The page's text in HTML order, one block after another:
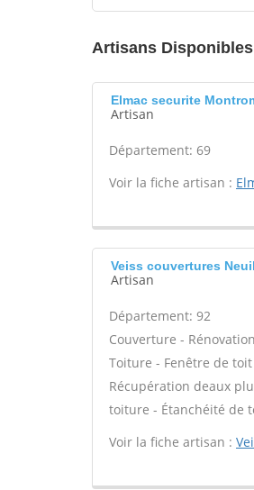
Artisans Disponibles
Elmac securite
Artisan
Département: 69
Voir la fiche artisan :
Veiss couvertures
Artisan
Département: 92
Couverture -
Toiture - Fenêtre de
Récupération deaux
toiture - Étanchéité de
Voir la fiche artisan :